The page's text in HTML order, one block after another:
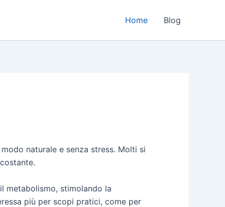
Home Blog
naturale e senza stress. Molti si
metabolismo, stimolando la
più per scopi pratici, come per